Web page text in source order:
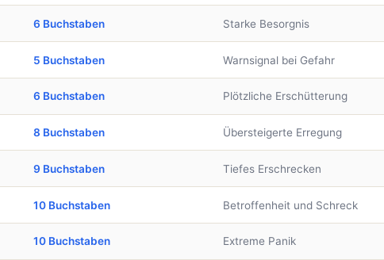
6 Buchstaben Starke Besorgnis
5 Buchstaben Warnsignal bei Gefahr
6 Buchstaben Plötzliche Erschütterung
8 Buchstaben Übersteigerte Erregung
9 Buchstaben Tiefes Erschrecken
10 Buchstaben Betroffenheit und Schreck
10 Buchstaben Extreme Panik